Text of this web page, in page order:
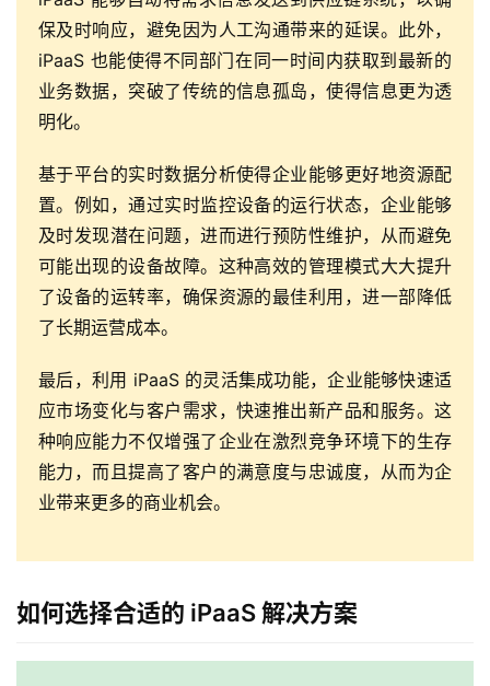
最
解
方
保及时响应，避免因为人工沟通带来的延误。此外，
iPaaS 也能使得不同部门在同一时间内获取到最新的
业务数据，突破了传统的信息孤岛，使得信息更为透
明化。
基于平台的实时数据分析使得企业能够更好地资源配
置。例如，通过实时监控设备的运行状态，企业能够
及时发现潜在问题，进而进行预防性维护，从而避免
可能出现的设备故障。这种高效的管理模式大大提升
了设备的运转率，确保资源的最佳利用，进一部降低
了长期运营成本。
最后，利用 iPaaS 的灵活集成功能，企业能够快速适
应市场变化与客户需求，快速推出新产品和服务。这
种响应能力不仅增强了企业在激烈竞争环境下的生存
能力，而且提高了客户的满意度与忠诚度，从而为企
业带来更多的商业机会。
如何选择合适的 iPaaS 解决方案